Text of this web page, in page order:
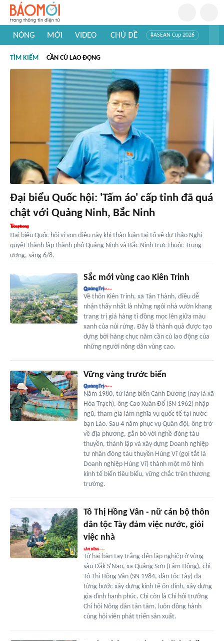
NÓNG MỚI VIDEO CHỦ ĐỀ #ASEAN Cup 2026
#Khám phá thế giới
TÌM KIẾM CẦN CÙ LAO ĐỘNG
Đại biểu Quốc hội: 'Tấm áo' cấp tỉnh đã quá
chật với Quảng Ninh, Bắc Ninh
Đại biểu Quốc hội ví von điều này khi thảo luận tại tổ về dự thảo Nghị
quyết thành lập thành phố Quảng Ninh và Bắc Ninh trực thuộc Trung
ương, sáng 6/8.
Sắc mới vùng cao Kiên Trinh
Về thôn Kiên Trinh, xã Tân Thành, điều dễ
nhận thấy nhất là những ngôi nhà vườn khang
trang trị giá hàng tỉ đồng mọc lên giữa màu
xanh của núi rừng. Đây là thành quả được tạo
dựng bởi hàng chục năm cần cù lao động của
những người nông dân vùng cao.
Vững vàng trước biển
Năm 1980, từ làng biển Cảnh Dương (nay là xã
Hòa Trạch), ông Cao Xuân Đố (SN 1962) nhập
ngũ, tham gia làm nghĩa vụ quốc tế tại nước
bạn Lào. Sau 4 năm phục vụ Quân đội, ông trở
về địa phương, gắn bó với nghề đóng tàu
thuyền, thành lập và xây dựng Doanh nghiệp
tư nhân đóng tàu thuyền Hùng Vĩ (gọi tắt là
Doanh nghiệp Hùng Vĩ) thành một mô hình
kinh tế biển tiêu biểu, vững chắc trên thương
trường.
Tô Thị Hồng Vân - nữ cán bộ thôn
dân tộc Tày đảm việc nước, giỏi
việc nhà
Từ hai bàn tay trắng đến lập nghiệp ở vùng
sâu Đắk S'Nao, xã Quảng Sơn (Lâm Đồng), chị
Tô Thị Hồng Vân (SN 1984, dân tộc Tày) đã
từng bước xây dựng kinh tế ổn định, xây dựng
gia đình hạnh phúc. Chị còn là Chi hội trưởng
Chi hội Nông dân tận tâm, luôn đồng hành
cùng hội viên phát triển sản xuất.